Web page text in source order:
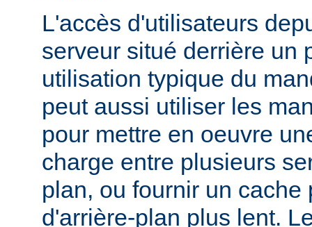
L'accès d'utilisateurs
serveur situé derrière un
utilisation typique du
peut aussi utiliser les
pour mettre en oeuvre
charge entre plusieurs
plan, ou fournir un cache
d'arrière-plan plus lent.